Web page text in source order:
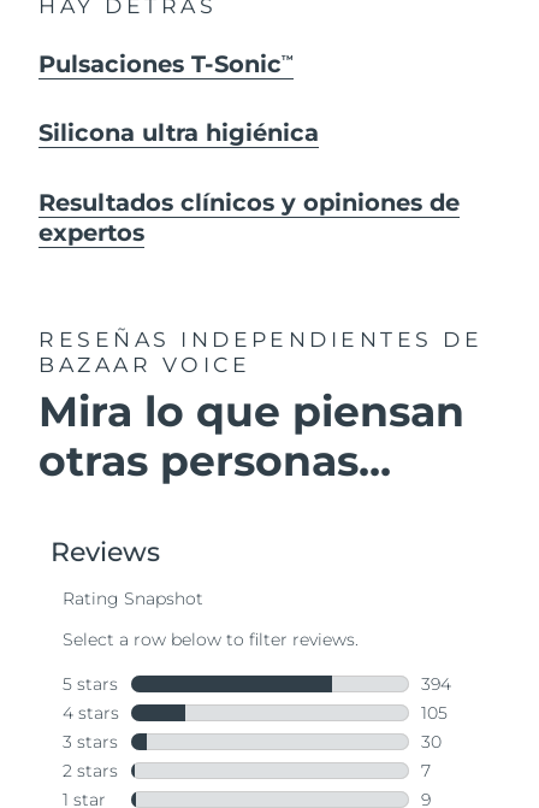
HAY DETRÁS
Pulsaciones T-SonicTM
Silicona ultra higiénica
Resultados clínicos y opiniones de
expertos
RESEÑAS INDEPENDIENTES
DE
BAZAAR VOICE
Mira lo que piensan
otras personas...